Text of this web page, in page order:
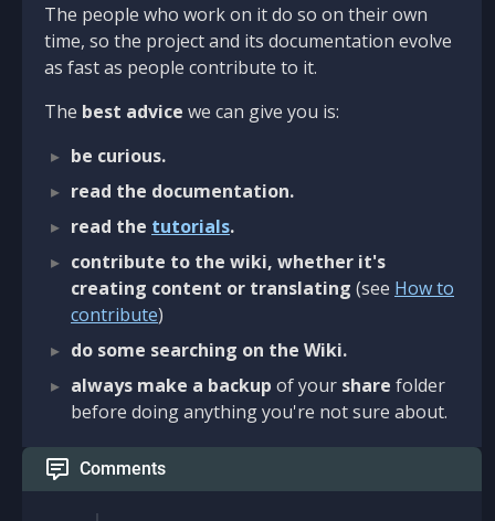
The people who work on it do so on their own
time, so the project and its documentation evolve
as fast as people contribute to it.
The best advice we can give you is:
be curious.
read the documentation.
read the tutorials.
contribute to the wiki, whether it's
creating content or translating (see How to
contribute)
do some searching on the Wiki.
always make a backup of your share folder
before doing anything you're not sure about.
Comments